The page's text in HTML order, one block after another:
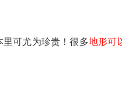
里可尤为珍贵！很多地形可